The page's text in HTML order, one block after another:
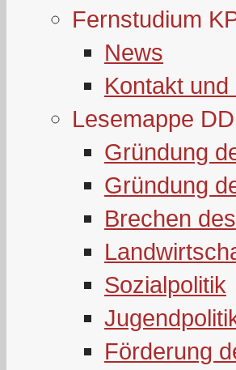
Fernstudium
News
Kontakt
Lesemappe
Gründung
Gründung
Brechen
Sozialpolitik
Förderung